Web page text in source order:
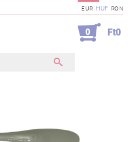
EUR HUF RON
0 Ft0